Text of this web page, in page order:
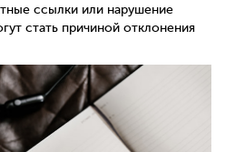
ссылки или нарушение
стать причиной отклонения